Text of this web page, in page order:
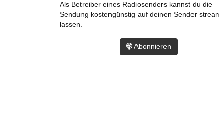
Als Betreiber eines Radiosenders kannst du die
Sendung kostengünstig auf deinen Sender
lassen.
Abonnieren